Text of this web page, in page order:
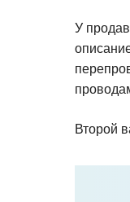
У
Второй